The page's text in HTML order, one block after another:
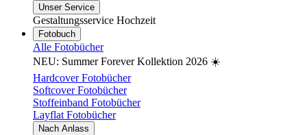
Unser Service
Gestaltungsservice Hochzeit
Fotobuch
Alle Fotobücher
NEU: Summer Forever Kollektion 2026 ☀️
Hardcover Fotobücher
Softcover Fotobücher
Stoffeinband Fotobücher
Layflat Fotobücher
Nach Anlass